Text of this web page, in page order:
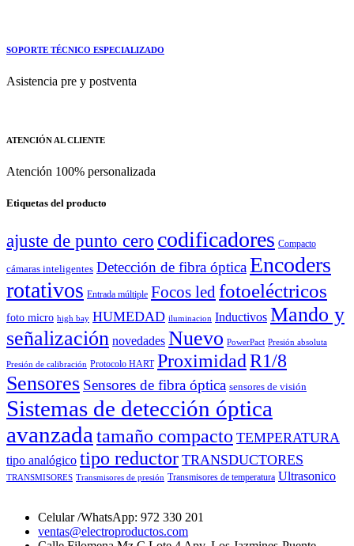
SOPORTE TÉCNICO ESPECIALIZADO
Asistencia pre y postventa
ATENCIÓN AL CLIENTE
Atención 100% personalizada
Etiquetas del producto
ajuste de punto cero codificadores Compacto
cámaras inteligentes Detección de fibra ópticaEncoders
rotativos Entrada múltiple Focos led fotoeléctricos
foto micro high bay HUMEDAD iluminacion Inductivos Mando y
señalización novedades Nuevo PowerPact Presión absoluta
Presión de calibración Protocolo HART ProximidadR1/8
Sensores Sensores de fibra óptica sensores de visión
Sistemas de detección óptica
avanzada tamaño compacto TEMPERATURA
tipo analógico tipo reductor TRANSDUCTORES
TRANSMISORES Transmisores de presión Transmisores de temperatura Ultrasonico
Celular /WhatsApp: 972 330 201
ventas@electroproductos.com